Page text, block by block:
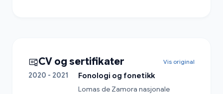
CV og sertifikater Vis original
2020 - 2021
Fonologi og fonetikk
Lomas de Zamora nasjonale